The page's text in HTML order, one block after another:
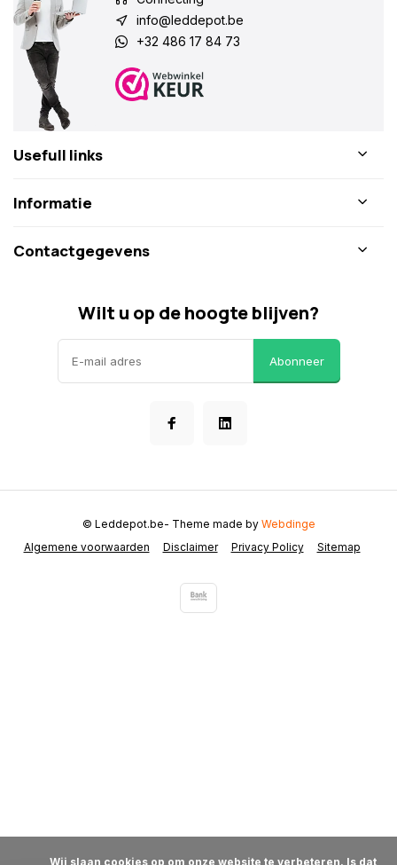
info@leddepot.be
+32 486 17 84 73
Usefull links
Informatie
Contactgegevens
Wilt u op de hoogte blijven?
Abonneer
Algemene voorwaarden Disclaimer Privacy Policy Sitemap
© Leddepot.be- Theme made by Webdinge